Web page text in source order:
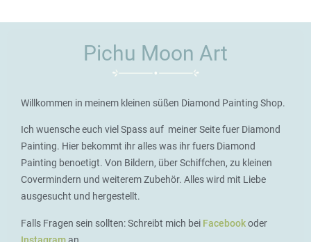
Pichu Moon Art
Willkommen in meinem kleinen süßen Diamond Painting Shop.
Ich wuensche euch viel Spass auf meiner Seite fuer Diamond
Painting. Hier bekommt ihr alles was ihr fuers Diamond
Painting benoetigt. Von Bildern, über Schiffchen, zu kleinen
Covermindern und weiterem Zubehör. Alles wird mit Liebe
ausgesucht und hergestellt.
Falls Fragen sein sollten: Schreibt mich bei Facebookoder